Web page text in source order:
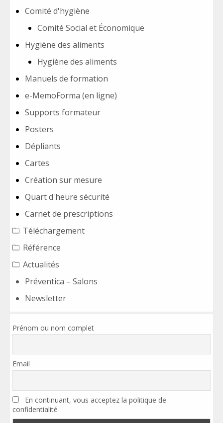
Comité d'hygiène
Comité Social et Économique
Hygiène des aliments
Hygiène des aliments
Manuels de formation
e-MemoForma (en ligne)
Supports formateur
Posters
Dépliants
Cartes
Création sur mesure
Quart d'heure sécurité
Carnet de prescriptions
Téléchargement
Référence
Actualités
Préventica – Salons
Newsletter
Prénom ou nom complet
Email
En continuant, vous acceptez la politique de
confidentialité